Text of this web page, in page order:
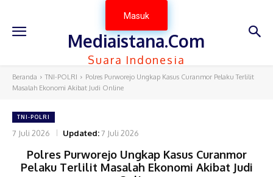
Masuk
Mediaistana.Com
Suara Indonesia
Beranda TNI-POLRI
Polres Purworejo Ungkap Kasus Curanmor Pelaku Terlilit
Masalah Ekonomi Akibat Judi Online
TNI-POLRI
7 Juli 2026 Updated:7 Juli 2026
Polres Purworejo Ungkap Kasus Curanmor
Pelaku Terlilit Masalah Ekonomi Akibat Judi